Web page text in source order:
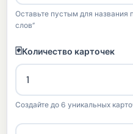
Оставьте пустым для названия
слов”
🃏Количество карточек
Создайте до 6 уникальных